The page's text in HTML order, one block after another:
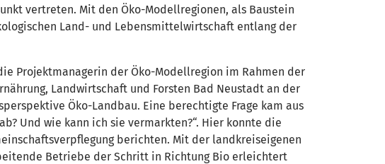
vertreten. Mit den Öko-Modellregionen, als Baustein
Land- und Lebensmittelwirtschaft entlang der
Projektmanagerin der Öko-Modellregion im Rahmen der
Landwirtschaft und Forsten Bad Neustadt an der
Öko-Landbau. Eine berechtigte Frage kam aus
Und wie kann ich sie vermarkten?“. Hier konnte die
berichten. Mit der landkreiseigenen
Betriebe der Schritt in Richtung Bio erleichtert